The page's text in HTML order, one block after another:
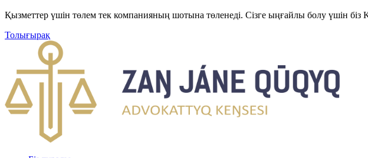
Қызметтер үшін төлем тек компанияның шотына төленеді. Сізге ыңғайлы болу үшін
Толығырақ